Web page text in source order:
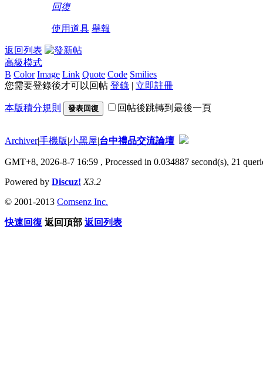
回復
使用道具 舉報
返回列表
高級模式
B Color Image Link Quote Code Smilies
您需要登錄後才可以回帖 登錄 | 立即註冊
本版積分規則 發表回復 回帖後跳轉到最後一頁
Archiver|手機版|小黑屋|台中禮品交流論壇
GMT+8, 2026-8-7 16:59 , Processed in 0.034887 second(s), 21
Powered by Discuz! X3.2
© 2001-2013 Comsenz Inc.
快速回復 返回頂部 返回列表